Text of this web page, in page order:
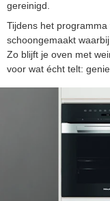
gereinigd.
Tijdens het
schoongemaakt
Zo blijft je oven met
voor wat écht telt: